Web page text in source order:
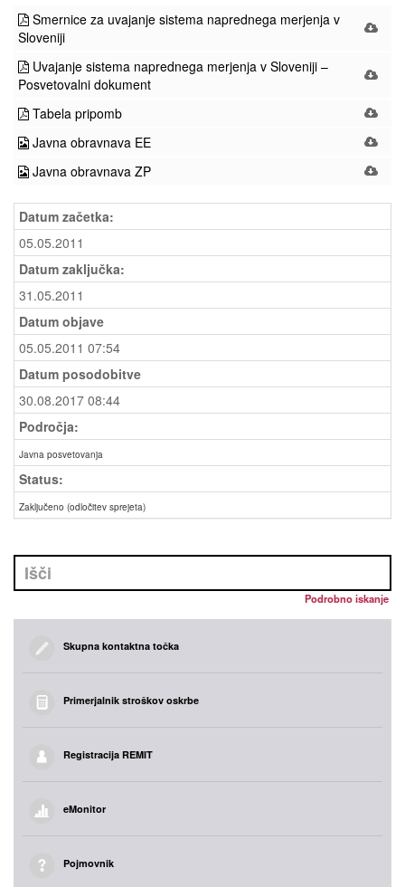
Smernice za uvajanje sistema naprednega merjenja v
Sloveniji
Uvajanje sistema naprednega merjenja v Sloveniji –
Posvetovalni dokument
Tabela pripomb
Javna obravnava EE
Javna obravnava ZP
Datum začetka:
05.05.2011
Datum zaključka:
31.05.2011
Datum objave
05.05.2011 07:54
Datum posodobitve
30.08.2017 08:44
Področja:
Javna posvetovanja
Status:
Zaključeno (odločitev sprejeta)
Podrobno iskanje
Skupna kontaktna točka
Primerjalnik stroškov oskrbe
Registracija REMIT
eMonitor
Pojmovnik